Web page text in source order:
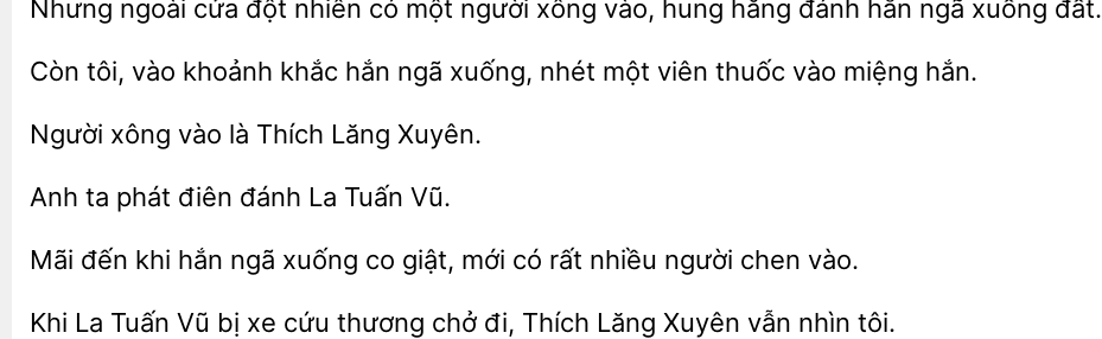
Nhưng ngoài cửa nhiên người xông vào, hung hăng đánh hắn ngã xuống đất.
Còn vào khoảnh hắn ngã xuống, nhét một viên thuốc vào hắn.
Người vào là Xuyên.
ta phát điên đánh Tuấn
đến khi ngã xuống co giật, mới có nhiều người chen vào.
Khi Tuấn Vũ bị xe cứu thương chở đi, Thích Lăng nhìn tôi.